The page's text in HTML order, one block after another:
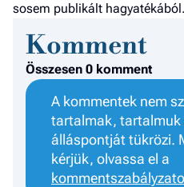
sosem publikált hagyatékából.
Komment
Összesen 0 komment
A kommentek nem
tartalmak, tartalmuk
álláspontját tükrözi.
kérjük, olvassa el a